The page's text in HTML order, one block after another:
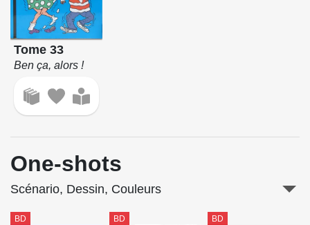
Tome 33
Ben ça, alors !
One-shots
Scénario, Dessin, Couleurs
BD BD BD